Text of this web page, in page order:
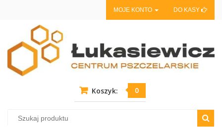
MOJE KONTO DO KASY
Koszyk: 0